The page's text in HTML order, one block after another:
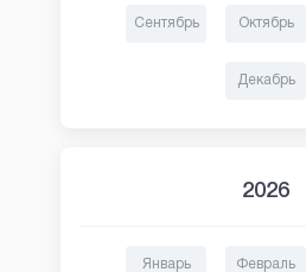
Сентябрь Октябрь
Декабрь
2026
Январь Февраль